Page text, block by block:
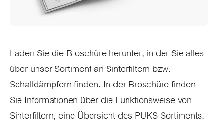
Laden Sie die Broschüre herunter, in der Sie alles
über unser Sortiment an Sinterfiltern bzw.
Schalldämpfern finden. In der Broschüre finden
Sie Informationen über die Funktionsweise von
Sinterfiltern, eine Übersicht des PUKS-Sortiments,